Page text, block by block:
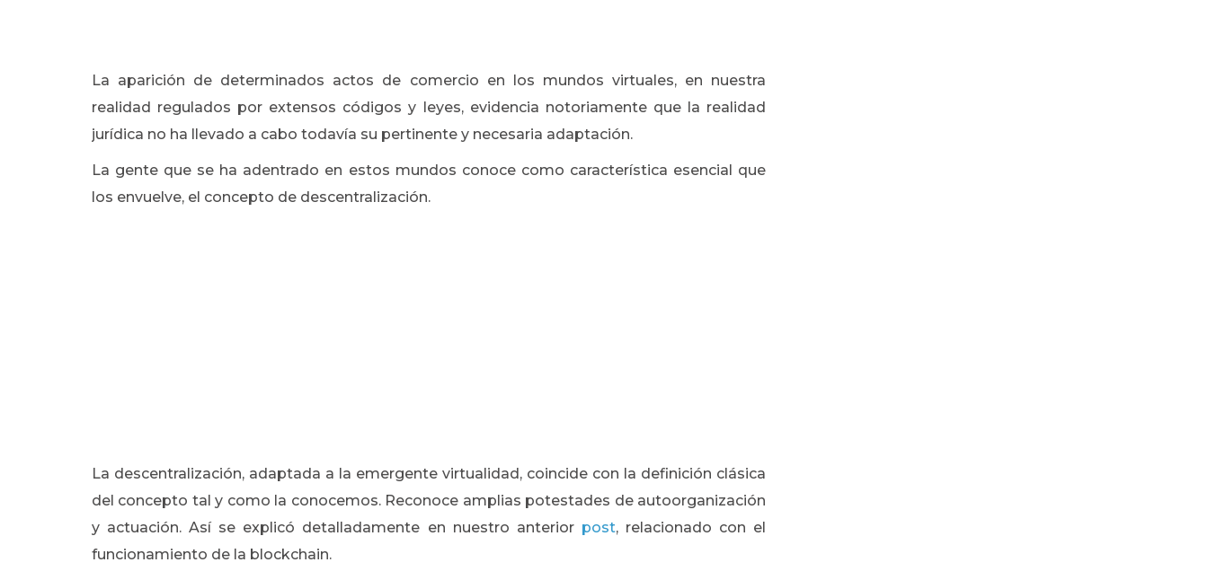
La aparición de determinados actos de comercio en los mundos virtuales, en nuestra
realidad regulados por extensos códigos y leyes, evidencia notoriamente que la realidad
jurídica no ha llevado a cabo todavía su pertinente y necesaria adaptación.
La gente que se ha adentrado en estos mundos conoce como característica esencial que
los envuelve, el concepto de descentralización.
La descentralización, adaptada a la emergente virtualidad, coincide con la definición clásica
del concepto tal y como la conocemos. Reconoce amplias potestades de autoorganización
y actuación. Así se explicó detalladamente en nuestro anterior post, relacionado con el
funcionamiento de la blockchain.